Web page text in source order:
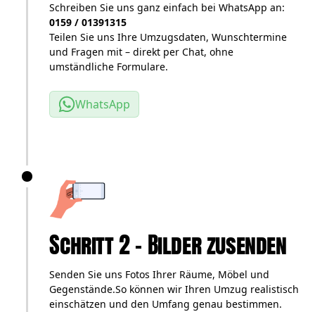
Schreiben Sie uns ganz einfach bei WhatsApp an:
0159 / 01391315
Teilen Sie uns Ihre Umzugsdaten, Wunschtermine
und Fragen mit – direkt per Chat, ohne
umständliche Formulare.
WhatsApp
Schritt 2 – Bilder zusenden
Senden Sie uns Fotos Ihrer Räume, Möbel und
Gegenstände.So können wir Ihren Umzug realistisch
einschätzen und den Umfang genau bestimmen.